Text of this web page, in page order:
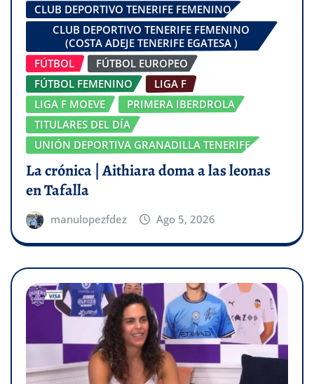
CLUB DEPORTIVO TENERIFE FEMENINO
CLUB DEPORTIVO TENERIFE FEMENINO
(COSTA ADEJE TENERIFE EGATESA )
FÚTBOL
FÚTBOL EUROPEO
FÚTBOL FEMENINO
LIGA F
LIGA F MOEVE
PRIMERA IBERDROLA
TITULARES DEL DÍA
UNIÓN DEPORTIVA GRANADILLA TENERIFE
La crónica | Aithiara doma a las leonas
en Tafalla
manulopezfdez Ago 5, 2026